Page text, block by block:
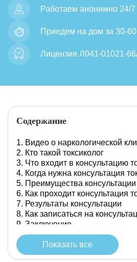
Работаем анонимно 24/7
Приедем на дом за 30-
Лицензия Л041-01021-
Содержание
Видео о наркологической
Кто такой токсиколог
Что входит в консультацию
Когда нужна консультация
Преимущества консультации
Как проходит консультация
Результаты консультации
Как записаться на
Заключение
Показать все